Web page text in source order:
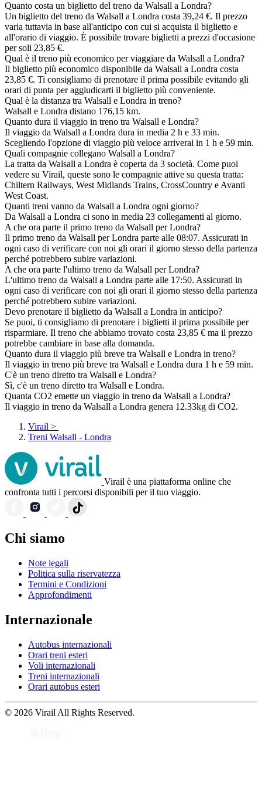
Quanto costa un biglietto del treno da Walsall a Londra?
Un biglietto del treno da Walsall a Londra costa 39,24 €. Il prezzo
varia tuttavia in base all'anticipo con cui si acquista il biglietto e
all'orario di viaggio. È possibile trovare biglietti a prezzi d'occasione
per soli 23,85 €.
Qual è il treno più economico per viaggiare da Walsall a Londra?
Il biglietto più economico disponibile da Walsall a Londra costa
23,85 €. Ti consigliamo di prenotare il prima possibile evitando gli
orari di punta per aggiudicarti il biglietto più conveniente.
Qual è la distanza tra Walsall e Londra in treno?
Walsall e Londra distano 176,15 km.
Quanto dura il viaggio in treno tra Walsall e Londra?
Il viaggio da Walsall a Londra dura in media 2 h e 33 min.
Scegliendo l'opzione di viaggio più veloce arriverai in 1 h e 59 min.
Quali compagnie collegano Walsall a Londra?
La tratta da Walsall a Londra è coperta da 3 società. Come puoi
vedere su Virail, queste sono le compagnie attive su questa tratta:
Chiltern Railways, West Midlands Trains, CrossCountry e Avanti
West Coast.
Quanti treni vanno da Walsall a Londra ogni giorno?
Da Walsall a Londra ci sono in media 23 collegamenti al giorno.
A che ora parte il primo treno da Walsall per Londra?
Il primo treno da Walsall per Londra parte alle 08:07. Assicurati in
ogni caso di verificare con noi gli orari il giorno stesso della partenza
perché potrebbero subire variazioni.
A che ora parte l'ultimo treno da Walsall per Londra?
L'ultimo treno da Walsall a Londra parte alle 17:50. Assicurati in
ogni caso di verificare con noi gli orari il giorno stesso della partenza
perché potrebbero subire variazioni.
Devo prenotare il biglietto da Walsall a Londra in anticipo?
Se puoi, ti consigliamo di prenotare i biglietti il prima possibile per
risparmiare. Il treno che abbiamo trovato costa 23,85 € ma il prezzo
potrebbe cambiare in base alla domanda.
Quanto dura il viaggio più breve tra Walsall e Londra in treno?
Il viaggio in treno più breve tra Walsall e Londra dura 1 h e 59 min.
C'è un treno diretto tra Walsall e Londra?
Sì, c'è un treno diretto tra Walsall e Londra.
Quanta CO2 emette un viaggio in treno da Walsall a Londra?
Il viaggio in treno da Walsall a Londra genera 12.33kg di CO2.
Virail >
Treni Walsall - Londra
Virail è una piattaforma online che
confronta tutti i percorsi disponibili per il tuo viaggio.
Chi siamo
Note legali
Politica sulla riservatezza
Termini e Condizioni
Approfondimenti
Internazionale
Autobus internazionali
Orari treni esteri
Voli internazionali
Treni internazionali
Orari autobus esteri
© 2026 Virail All Rights Reserved.